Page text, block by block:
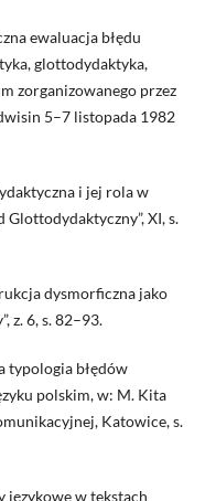
ewaluacja błędu
glottodydaktyka,
zorganizowanego przez
5–7 listopada 1982
i jej rola w
XI, s.
dysmorficzna jako
z. 6, s. 82–93.
typologia błędów
polskim, w: M. Kita
Katowice, s.
językowe w tekstach